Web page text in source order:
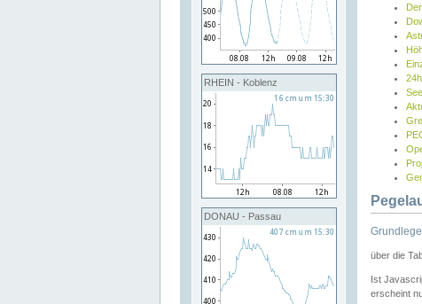
RHEIN - Koblenz
DONAU - Passau
über die
Ist
erscheint